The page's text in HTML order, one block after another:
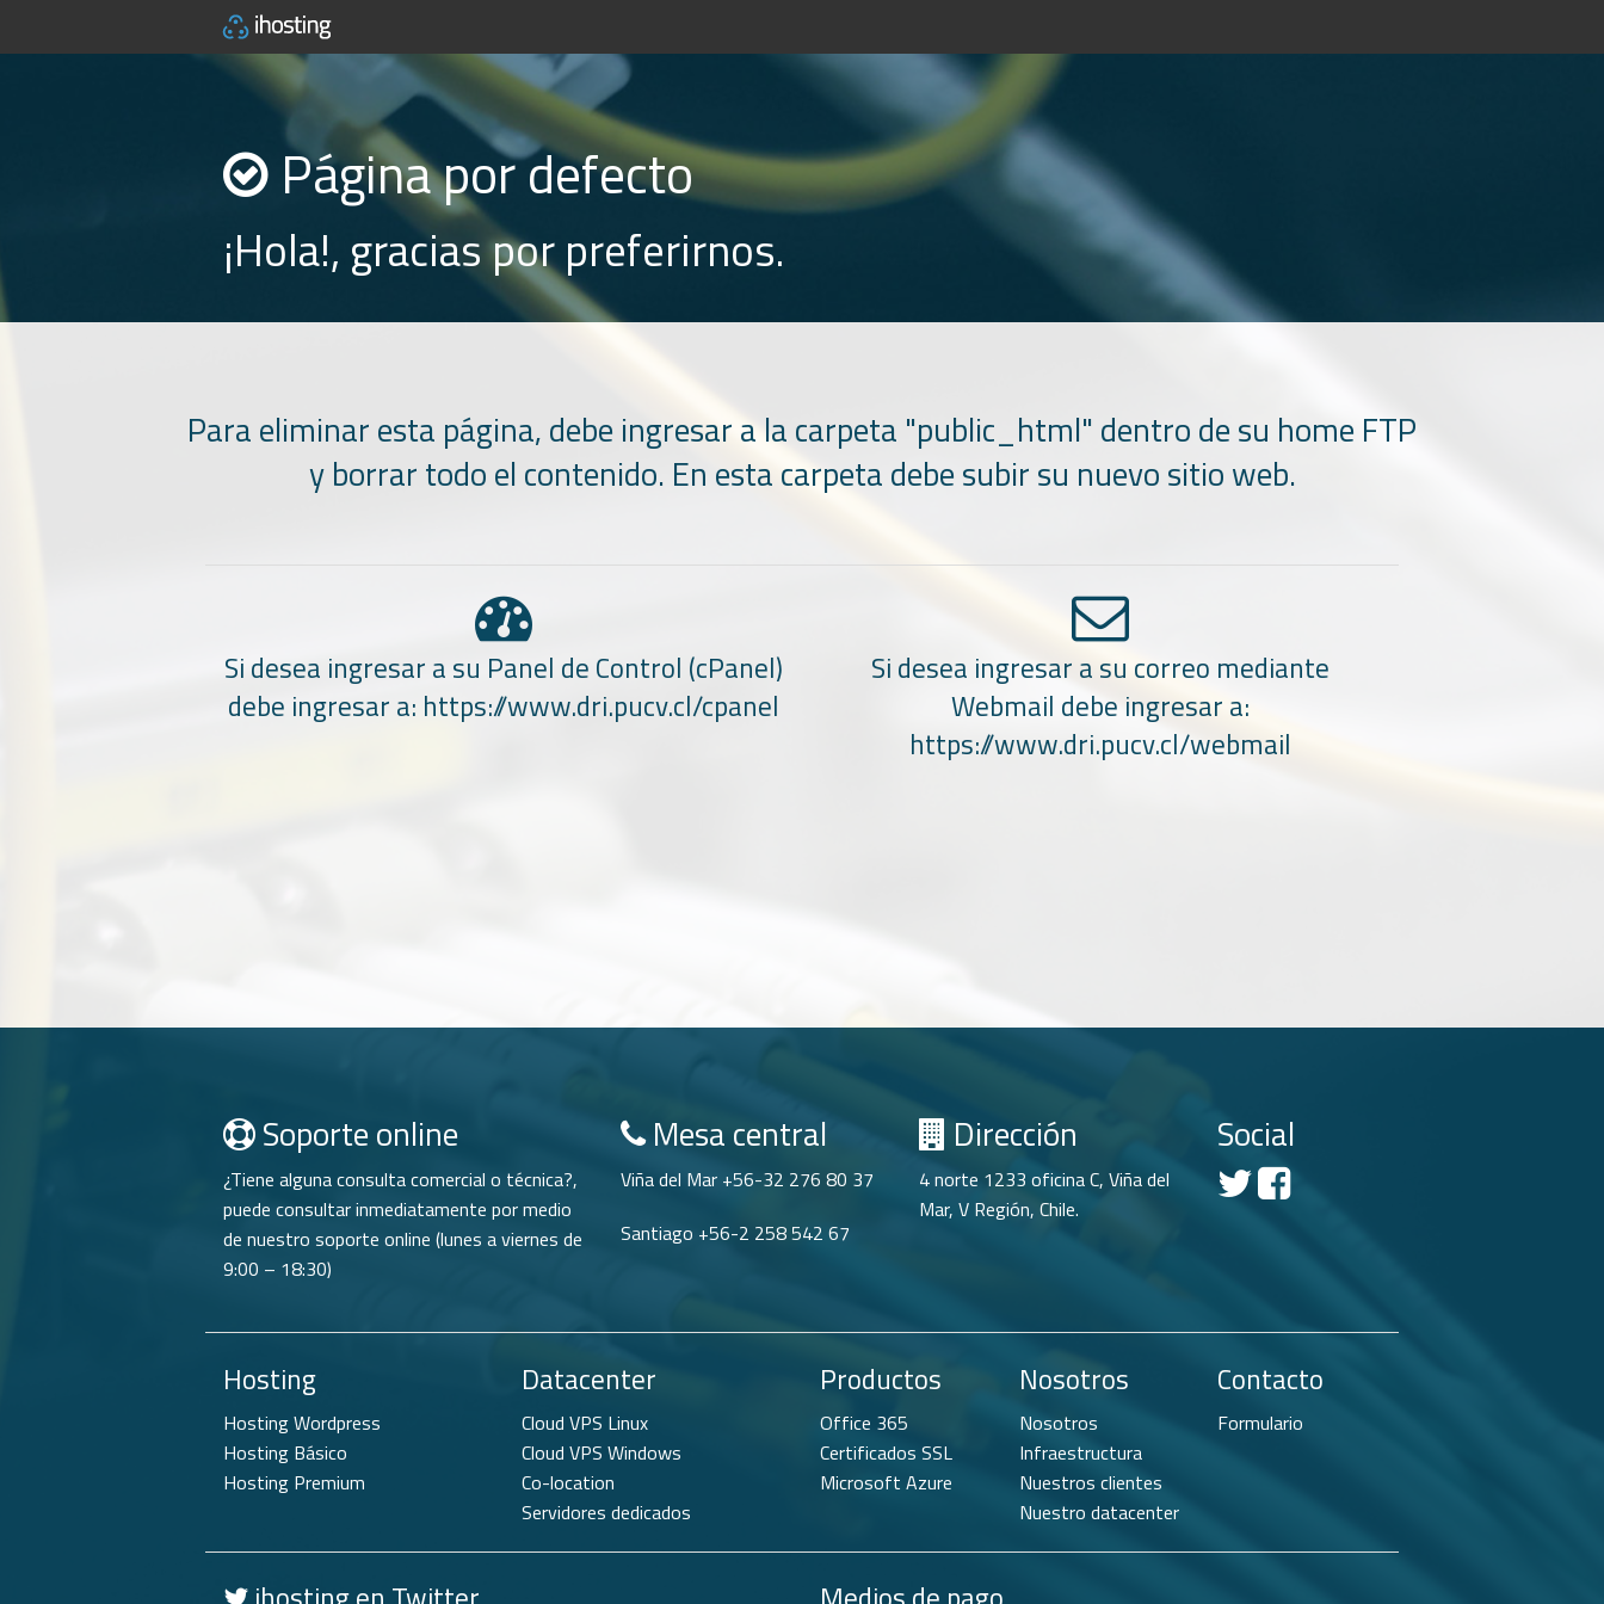
Página por defecto
¡Hola!, gracias por preferirnos.
Para eliminar esta página, debe ingresar a la carpeta "public_html" dentro de su home FTP
y borrar todo el contenido. En esta carpeta debe subir su nuevo sitio web.
Si desea ingresar a su Panel de Control (cPanel)
debe ingresar a: https://www.dri.pucv.cl/cpanel
Si desea ingresar a su correo mediante
Webmail debe ingresar a:
https://www.dri.pucv.cl/webmail
Soporte online
¿Tiene alguna consulta comercial o técnica?,
puede consultar inmediatamente por medio
de nuestro soporte online (lunes a viernes de
9:00 – 18:30)
Mesa central
Viña del Mar +56-32 276 80 37
Santiago +56-2 258 542 67
Dirección
4 norte 1233 oficina C, Viña del
Mar, V Región, Chile.
Social
Hosting
Hosting Wordpress
Hosting Básico
Hosting Premium
Datacenter
Cloud VPS Linux
Cloud VPS Windows
Co-location
Servidores dedicados
Productos
Office 365
Certificados SSL
Microsoft Azure
Nosotros
Nosotros
Infraestructura
Nuestros clientes
Nuestro datacenter
Contacto
Formulario